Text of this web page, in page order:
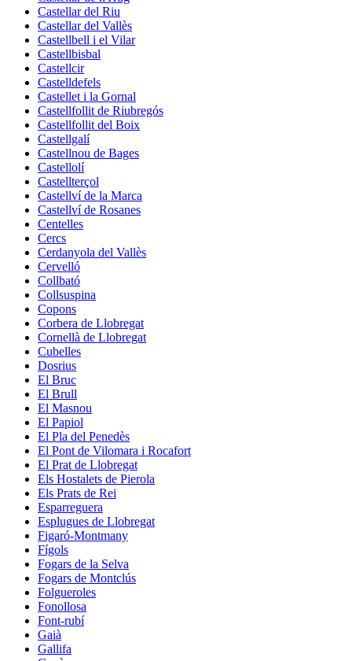
Castellar del Riu
Castellar del Vallès
Castellbell i el Vilar
Castellbisbal
Castellcir
Castelldefels
Castellet i la Gornal
Castellfollit de Riubregós
Castellfollit del Boix
Castellgalí
Castellnou de Bages
Castellolí
Castellterçol
Castellví de la Marca
Castellví de Rosanes
Centelles
Cercs
Cerdanyola del Vallès
Cervelló
Collbató
Collsuspina
Copons
Corbera de Llobregat
Cornellà de Llobregat
Cubelles
Dosrius
El Bruc
El Brull
El Masnou
El Papiol
El Pla del Penedès
El Pont de Vilomara i Rocafort
El Prat de Llobregat
Els Hostalets de Pierola
Els Prats de Rei
Esparreguera
Esplugues de Llobregat
Figaró-Montmany
Fígols
Fogars de la Selva
Fogars de Montclús
Folgueroles
Fonollosa
Font-rubí
Gaià
Gallifa